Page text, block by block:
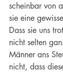
scheinbar von
sie eine
Dass sie uns
nicht selten
Männer ans
nicht, dass